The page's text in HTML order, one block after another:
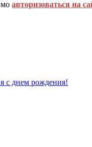
авторизоваться на
с днем рождения!